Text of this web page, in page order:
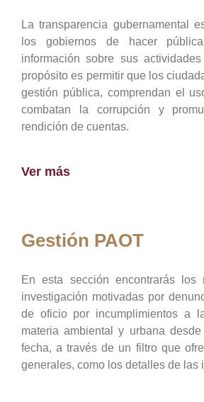
La transparencia gubernamental
los gobiernos de hacer
información sobre sus
propósito es permitir que los
gestión pública, comprendan el
combatan la corrupción y
rendición de cuentas.
Ver más
Gestión PAOT
En esta sección encontrarás los
investigación motivadas por
de oficio por incumplimientos a
materia ambiental y urbana
fecha, a través de un filtro que
generales, como los detalles de las